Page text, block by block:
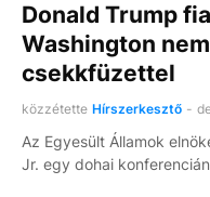
Donald Trump
Washington
csekkfüzettel
közzétette Hírszerkesztő -
Az Egyesült Államok
Jr. egy dohai